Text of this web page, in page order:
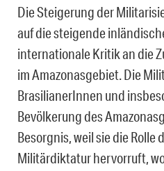
Die Steigerung der
auf die steigende
internationale Kritik an die
im Amazonasgebiet. Die
BrasilianerInnen und
Bevölkerung des
Besorgnis, weil sie die
Militärdiktatur hervorruft,